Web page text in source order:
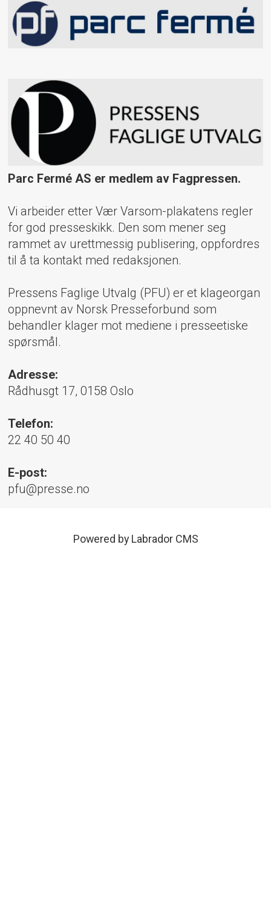
Parc Fermé AS er medlem av Fagpressen.
Vi arbeider etter Vær Varsom-plakatens regler
for god presseskikk. Den som mener seg
rammet av urettmessig publisering, oppfordres
til å ta kontakt med redaksjonen.
Pressens Faglige Utvalg (PFU) er et klageorgan
oppnevnt av Norsk Presseforbund som
behandler klager mot mediene i presseetiske
spørsmål.
Adresse:
Rådhusgt 17, 0158 Oslo
Telefon:
22 40 50 40
E-post:
pfu@presse.no
Powered by Labrador CMS